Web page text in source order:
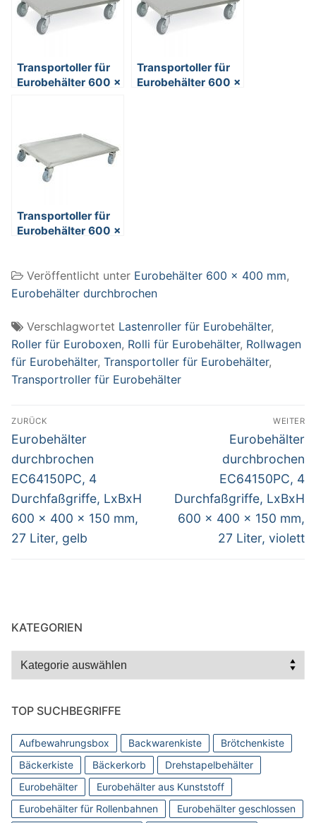
Transportoller für
Eurobehälter 600 x
Transportoller für
Eurobehälter 600 x
Transportoller für
Eurobehälter 600 x
rostfrei, 250 kg
Tragkraft
Veröffentlicht unter Eurobehälter 600 x 400 mm,
Eurobehälter durchbrochen
Verschlagwortet Lastenroller für Eurobehälter,
Roller für Euroboxen, Rolli für Eurobehälter, Rollwagen
für Eurobehälter, Transportoller für Eurobehälter,
Transportroller für Eurobehälter
Beitragsnavigation
ZURÜCK
Vorheriger
Beitrag:
Eurobehälter
durchbrochen
EC64150PC, 4
Durchfaßgriffe, LxBxH
600 x 400 x 150 mm,
27 Liter, gelb
WEITER
Nächster
Beitrag:
Eurobehälter
durchbrochen
EC64150PC, 4
Durchfaßgriffe, LxBxH
600 x 400 x 150 mm,
27 Liter, violett
KATEGORIEN
Kategorien
TOP SUCHBEGRIFFE
Aufbewahrungsbox Backwarenkiste
Brötchenkiste
Bäckerkiste
Bäckerkorb
Drehstapelbehälter
Eurobehälter
Eurobehälter aus Kunststoff
Eurobehälter für Rollenbahnen
Eurobehälter geschlossen